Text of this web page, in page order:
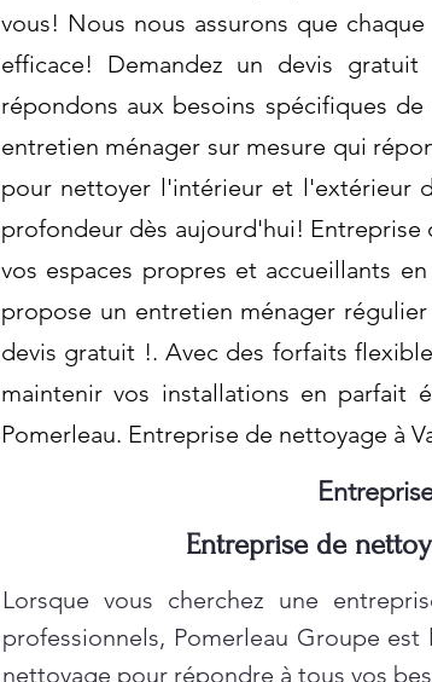
vous! Nous nous assurons que
efficace! Demandez un devis
répondons aux besoins spécifiques
entretien ménager sur mesure qui
pour nettoyer l'intérieur et l'extérieur
profondeur dès aujourd'hui! Entreprise
vos espaces propres et accueillants
propose un entretien ménager
devis gratuit !. Avec des forfaits
maintenir vos installations en parfait
Pomerleau. Entreprise de nettoyage à
Entreprise de
Lorsque vous cherchez une
professionnels, Pomerleau Groupe
nettoyage pour répondre à tous vos